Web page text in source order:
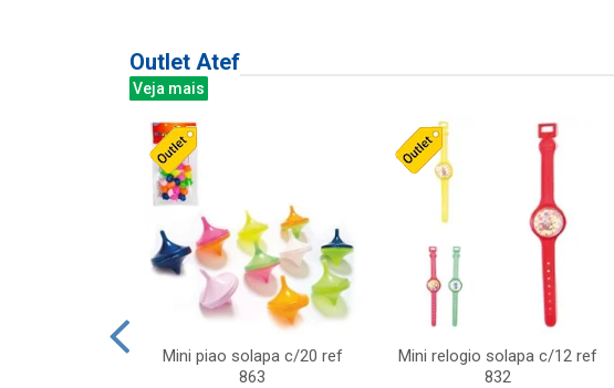
Outlet Atef
Veja mais
Mini piao solapa c/20 ref
863
Mini relogio solapa c/12 ref
832